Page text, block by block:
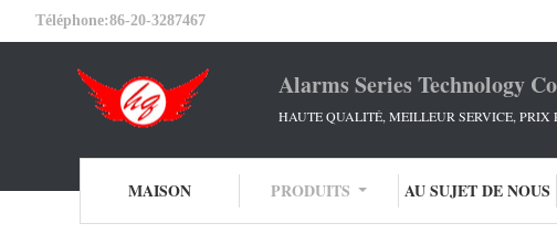
Téléphone:86-20-3287467
Alarms Series Technology
HAUTE QUALITÉ, MEILLEUR SERVICE, PRIX
MAISON PRODUITS AU SUJET DE NOUS